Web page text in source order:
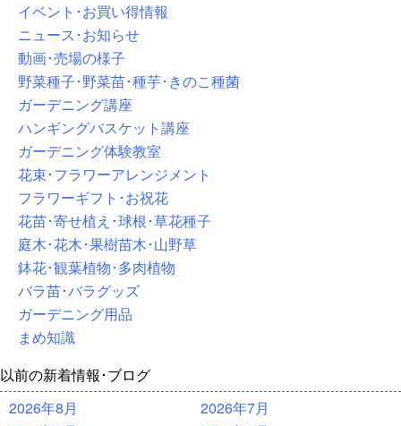
イベント･お買い得情報
ニュース･お知らせ
動画･売場の様子
野菜種子･野菜苗･種芋･きのこ種菌
ガーデニング講座
ハンギングバスケット講座
ガーデニング体験教室
花束･フラワーアレンジメント
フラワーギフト･お祝花
花苗･寄せ植え･球根･草花種子
庭木･花木･果樹苗木･山野草
鉢花･観葉植物･多肉植物
バラ苗･バラグッズ
ガーデニング用品
まめ知識
以前の新着情報･ブログ
2026年8月
2026年7月